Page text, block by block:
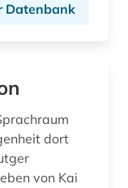
Datenbank
dort
von Kai